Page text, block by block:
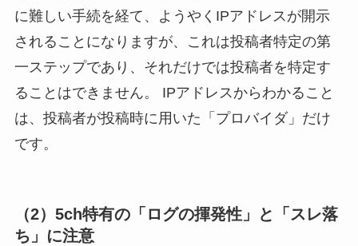
に難しい手続を経て、ようやくIPアドレスが開示
されることになりますが、これは投稿者特定の第
一ステップであり、それだけでは投稿者を特定す
ることはできません。 IPアドレスからわかること
は、投稿者が投稿時に用いた「プロバイダ」だけ
です。
（2）5ch特有の「ログの揮発性」と「スレ落
ち」に注意